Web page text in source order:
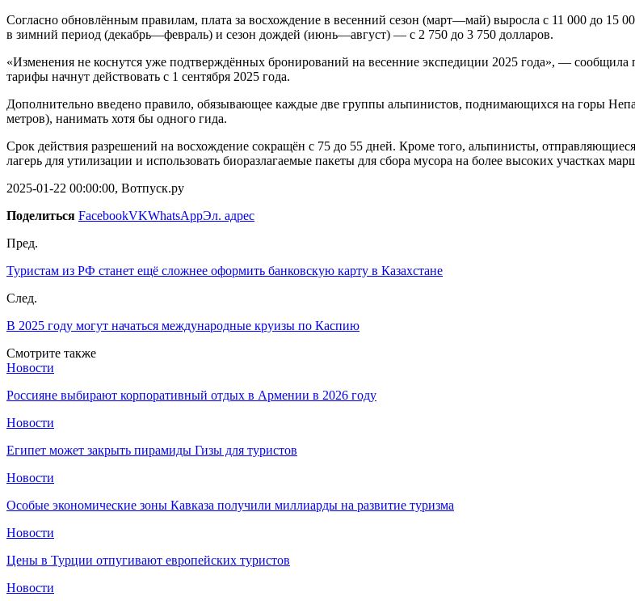
Согласно обновлённым правилам, плата за восхождение в весенний сезон (март—май) выросла с 11 000 до 15
в зимний период (декабрь—февраль) и сезон дождей (июнь—август) — с 2 750 до 3 750 долларов.
«Изменения не коснутся уже подтверждённых бронирований на весенние экспедиции 2025 года», —
тарифы начнут действовать с 1 сентября 2025 года.
Дополнительно введено правило, обязывающее каждые две группы альпинистов, поднимающихся на горы
метров), нанимать хотя бы одного гида.
Срок действия разрешений на восхождение сокращён с 75 до 55 дней. Кроме того, альпинисты,
лагерь для утилизации и использовать биоразлагаемые пакеты для сбора мусора на более высоких участках
2025-01-22 00:00:00, Вотпуск.ру
Поделиться FacebookVKWhatsAppЭл. адрес
Пред.
Туристам из РФ станет ещё сложнее оформить банковскую карту в Казахстане
След.
В 2025 году могут начаться международные круизы по Каспию
Смотрите также
Новости
Россияне выбирают корпоративный отдых в Армении в 2026 году
Новости
Египет может закрыть пирамиды Гизы для туристов
Новости
Особые экономические зоны Кавказа получили миллиарды на развитие туризма
Новости
Цены в Турции отпугивают европейских туристов
Новости